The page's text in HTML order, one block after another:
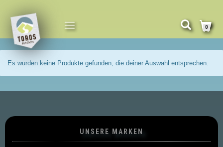
NAVIGATION
UMSCHALTEN
0
Es wurden keine Produkte gefunden, die deiner Auswahl entsprechen.
UNSERE MARKEN